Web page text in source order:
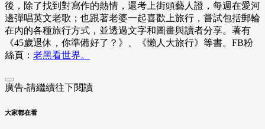
後，除了找到對寫作的熱情，還考上街頭藝人證，每週在愛河
邊彈唱英文老歌；也跟著老婆一起喜歡上旅行，嘗試包括郵輪
在內的各種旅行方式，並透過文字和圖畫與讀者分享。著有
《45歲退休，你準備好了？》、《懶人大旅行》等書。FB粉
絲頁： 老黑看世界。
廣告-請繼續往下閱讀
大家都在看